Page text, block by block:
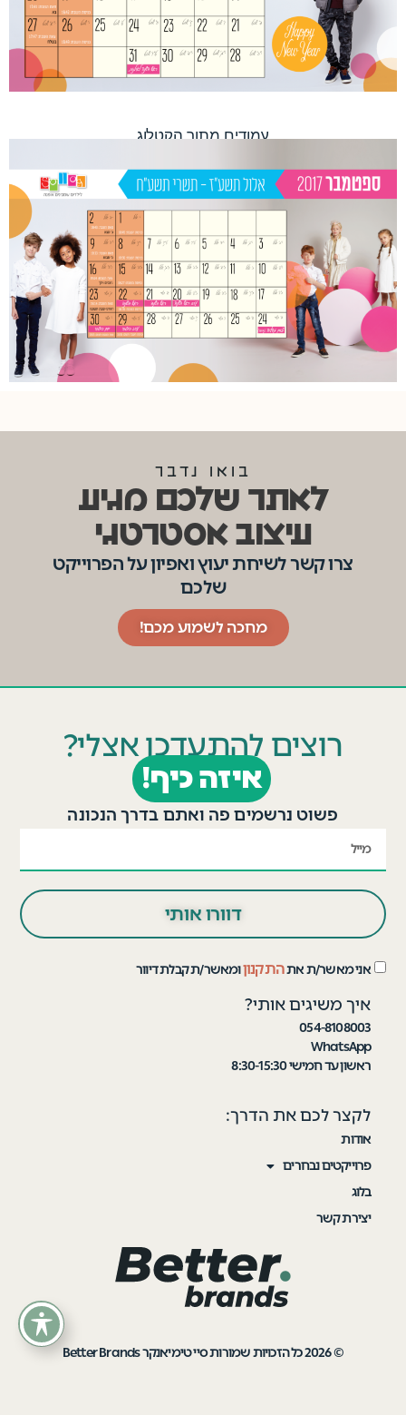
עמודים מתוך הקטלוג
בואו נדבר
לאתר שלכם מגיע
עיצוב אסטרטגי
צרו קשר לשיחת יעוץ ואפיון על הפרוייקט
שלכם
מחכה לשמוע מכם!
לקצר לכם את הדרך:
אודות
פרוייקטים נבחרים
בלוג
יצירת קשר
איך משיגים אותי?
054-8108003
WhatsApp
ראשון עד חמישי 8:30-15:30
רוצים להתעדכן אצלי?
איזה כיף!
פשוט נרשמים פה ואתם בדרך הנכונה
אני מאשר/ת אתהתקנוןומאשר/ת קבלת דיוור
דוורו אותי
© 2026 כל הזכויות שמורות סיי טימיאנקר Better Brands